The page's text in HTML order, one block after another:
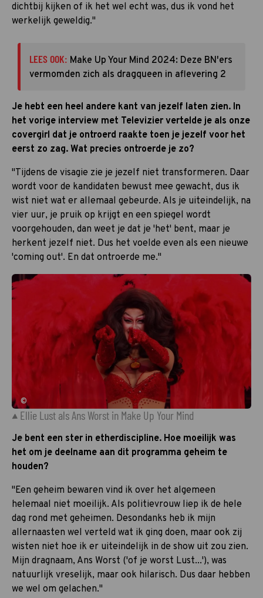
dichtbij kijken of ik het wel echt was, dus ik vond het
werkelijk geweldig."
LEES OOK: Make Up Your Mind 2024: Deze BN'ers
vermomden zich als dragqueen in aflevering 2
Je hebt een heel andere kant van jezelf laten zien. In
het vorige interview met Televizier vertelde je als onze
covergirl dat je ontroerd raakte toen je jezelf voor het
eerst zo zag. Wat precies ontroerde je zo?
"Tijdens de visagie zie je jezelf niet transformeren. Daar
wordt voor de kandidaten bewust mee gewacht, dus ik
wist niet wat er allemaal gebeurde. Als je uiteindelijk, na
vier uur, je pruik op krijgt en een spiegel wordt
voorgehouden, dan weet je dat je 'het' bent, maar je
herkent jezelf niet. Dus het voelde even als een nieuwe
'coming out'. En dat ontroerde me."
©
Ellie Lust als Ans Worst in Make Up Your Mind
Je bent een ster in etherdiscipline. Hoe moeilijk was
het om je deelname aan dit programma geheim te
houden?
"Een geheim bewaren vind ik over het algemeen
helemaal niet moeilijk. Als politievrouw liep ik de hele
dag rond met geheimen. Desondanks heb ik mijn
allernaasten wel verteld wat ik ging doen, maar ook zij
wisten niet hoe ik er uiteindelijk in de show uit zou zien.
Mijn dragnaam, Ans Worst ('of je worst Lust...'), was
natuurlijk vreselijk, maar ook hilarisch. Dus daar hebben
we wel om gelachen."